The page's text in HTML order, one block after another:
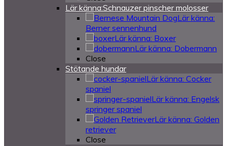
Lär känna:Schnauzer pinscher molosser
Lär känna:
Berner sennenhund
Lär känna: Boxer
Lär känna: Dobermann
Close
Stötande hundar
Lär känna: Cocker
spaniel
Lär känna: Engelsk
springer spaniel
Lär känna: Golden
retriever
Close